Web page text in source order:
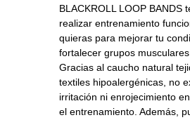
BLACKROLL LOOP BANDS
realizar entrenamiento
quieras para mejorar tu
fortalecer grupos
Gracias al caucho natural
textiles hipoalergénicas, no
irritación ni enrojecimiento
el entrenamiento. Además,